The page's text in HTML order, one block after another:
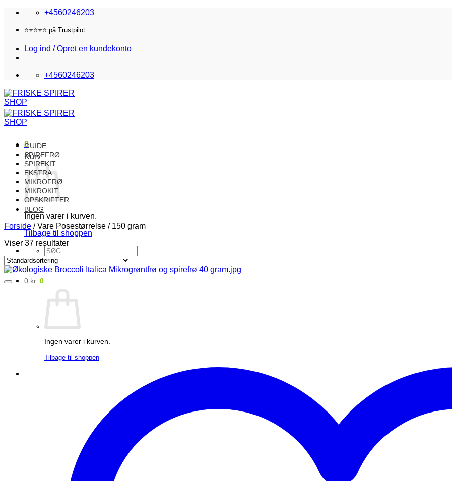
Fortsæt
indhold
+4560246203
Fri fragt i DK over 870,-
Log ind / Opret en kundekonto
+4560246203
0
Kurv
Ingen varer i kurven.
Tilbage til shoppen
Søg
efter:
0 kr. 0
Ingen varer i kurven.
Tilbage til shoppen
GUIDE
SPIREFRØ
SPIREKIT
EKSTRA
MIKROFRØ
MIKROKIT
OPSKRIFTER
BLOG
Forside /Vare Posestørrelse /150 gram
Viser 37 resultater